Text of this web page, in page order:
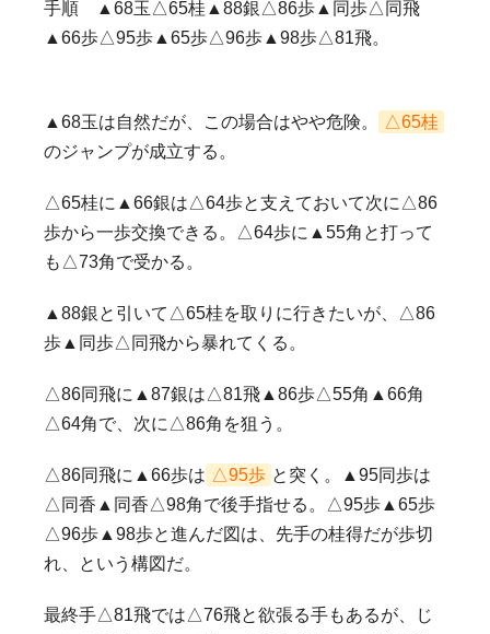
手順 ▲68玉△65桂▲88銀△86歩▲同歩△同飛
▲66歩△95歩▲65歩△96歩▲98歩△81飛。
▲68玉は自然だが、この場合はやや危険。
△65桂
のジャンプが成立する。
△65桂に▲66銀は△64歩と支えておいて次に△86
歩から一歩交換できる。△64歩に▲55角と打って
も△73角で受かる。
▲88銀と引いて△65桂を取りに行きたいが、△86
歩▲同歩△同飛から暴れてくる。
△86同飛に▲87銀は△81飛▲86歩△55角▲66角
△64角で、次に△86角を狙う。
△86同飛に▲66歩は △95歩 と突く。▲95同歩は
△同香▲同香△98角で後手指せる。△95歩▲65歩
△96歩▲98歩と進んだ図は、先手の桂得だが歩切
れ、という構図だ。
最終手△81飛では△76飛と欲張る手もあるが、じ